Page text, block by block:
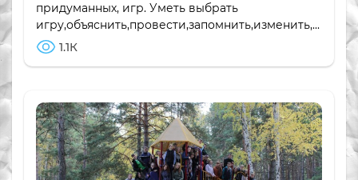
придуманных, игр. Уметь выбрать
игру,объяснить,провести,запомнить,изменить,...
1.1К